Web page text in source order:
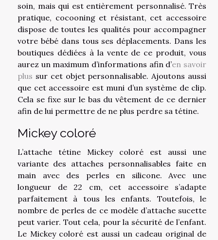
soin, mais qui est entièrement personnalisé. Très
pratique, cocooning et résistant, cet accessoire
dispose de toutes les qualités pour accompagner
votre bébé dans tous ses déplacements. Dans les
boutiques dédiées à la vente de ce produit, vous
aurez un maximum d’informations afin d’en savoir
plus sur cet objet personnalisable. Ajoutons aussi
que cet accessoire est muni d’un système de clip.
Cela se fixe sur le bas du vêtement de ce dernier
afin de lui permettre de ne plus perdre sa tétine.
Mickey coloré
L’attache tétine Mickey coloré est aussi une
variante des attaches personnalisables faite en
main avec des perles en silicone. Avec une
longueur de 22 cm, cet accessoire s’adapte
parfaitement à tous les enfants. Toutefois, le
nombre de perles de ce modèle d’attache sucette
peut varier. Tout cela, pour la sécurité de l’enfant.
Le Mickey coloré est aussi un cadeau original de